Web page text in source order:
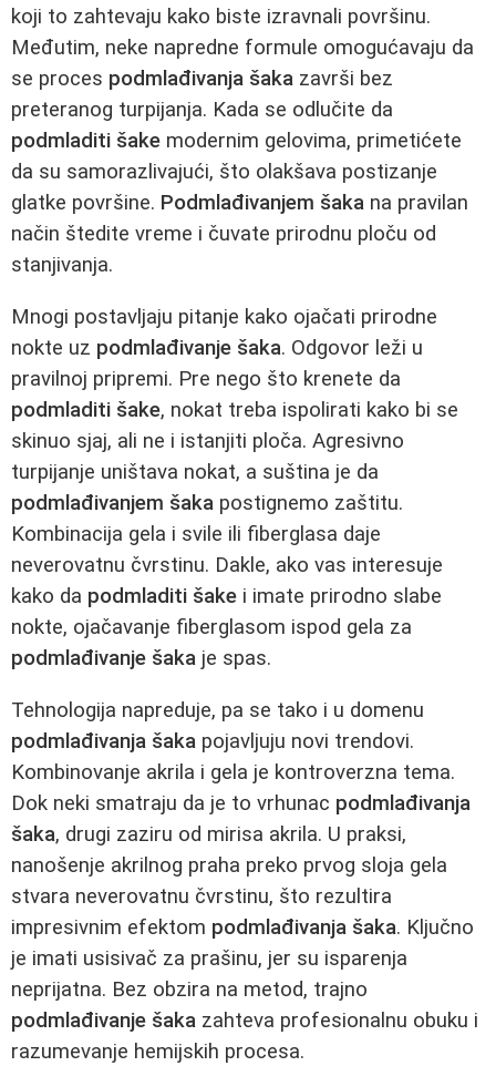
koji to zahtevaju kako biste izravnali površinu.
Međutim, neke napredne formule omogućavaju da
se proces podmlađivanja šaka završi bez
preteranog turpijanja. Kada se odlučite da
podmladiti šake modernim gelovima, primetićete
da su samorazlivajući, što olakšava postizanje
glatke površine. Podmlađivanjem šaka na pravilan
način štedite vreme i čuvate prirodnu ploču od
stanjivanja.
Mnogi postavljaju pitanje kako ojačati prirodne
nokte uz podmlađivanje šaka. Odgovor leži u
pravilnoj pripremi. Pre nego što krenete da
podmladiti šake, nokat treba ispolirati kako bi se
skinuo sjaj, ali ne i istanjiti ploča. Agresivno
turpijanje uništava nokat, a suština je da
podmlađivanjem šaka postignemo zaštitu.
Kombinacija gela i svile ili fiberglasa daje
neverovatnu čvrstinu. Dakle, ako vas interesuje
kako da podmladiti šake i imate prirodno slabe
nokte, ojačavanje fiberglasom ispod gela za
podmlađivanje šaka je spas.
Tehnologija napreduje, pa se tako i u domenu
podmlađivanja šaka pojavljuju novi trendovi.
Kombinovanje akrila i gela je kontroverzna tema.
Dok neki smatraju da je to vrhunac podmlađivanja
šaka, drugi zaziru od mirisa akrila. U praksi,
nanošenje akrilnog praha preko prvog sloja gela
stvara neverovatnu čvrstinu, što rezultira
impresivnim efektom podmlađivanja šaka. Ključno
je imati usisivač za prašinu, jer su isparenja
neprijatna. Bez obzira na metod, trajno
podmlađivanje šaka zahteva profesionalnu obuku i
razumevanje hemijskih procesa.